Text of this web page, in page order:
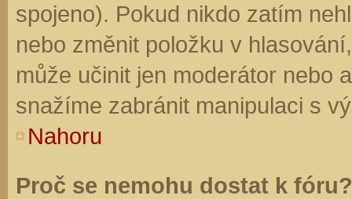
spojeno). Pokud nikdo zatím
nebo změnit položku v
může učinit jen moderátor nebo
snažíme zabránit manipulaci s
Nahoru
Proč se nemohu dostat k fóru?